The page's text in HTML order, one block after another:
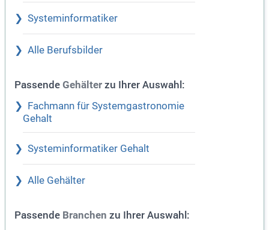
Systeminformatiker
Alle Berufsbilder
Passende Gehälter zu Ihrer Auswahl:
Fachmann für Systemgastronomie
Gehalt
Systeminformatiker Gehalt
Alle Gehälter
Passende Branchen zu Ihrer Auswahl: